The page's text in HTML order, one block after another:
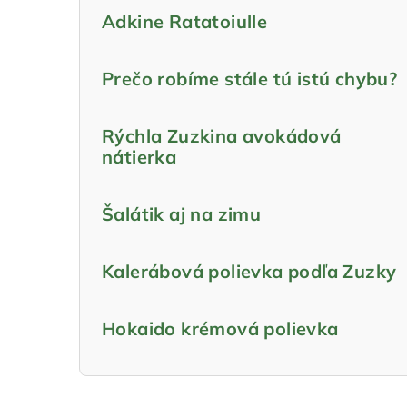
Adkine Ratatoiulle
Prečo robíme stále tú istú chybu?
Rýchla Zuzkina avokádová
nátierka
Šalátik aj na zimu
Kalerábová polievka podľa Zuzky
Hokaido krémová polievka